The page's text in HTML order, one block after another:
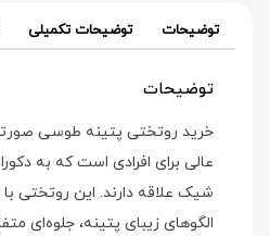
توضیحات توضیحات تکمیلی
توضیحات
خرید روتختی پتینه طوسی
عالی برای افرادی است که به
شیک علاقه دارند. این روتختی با
الگوهای زیبای پتینه، جلوه‌ای